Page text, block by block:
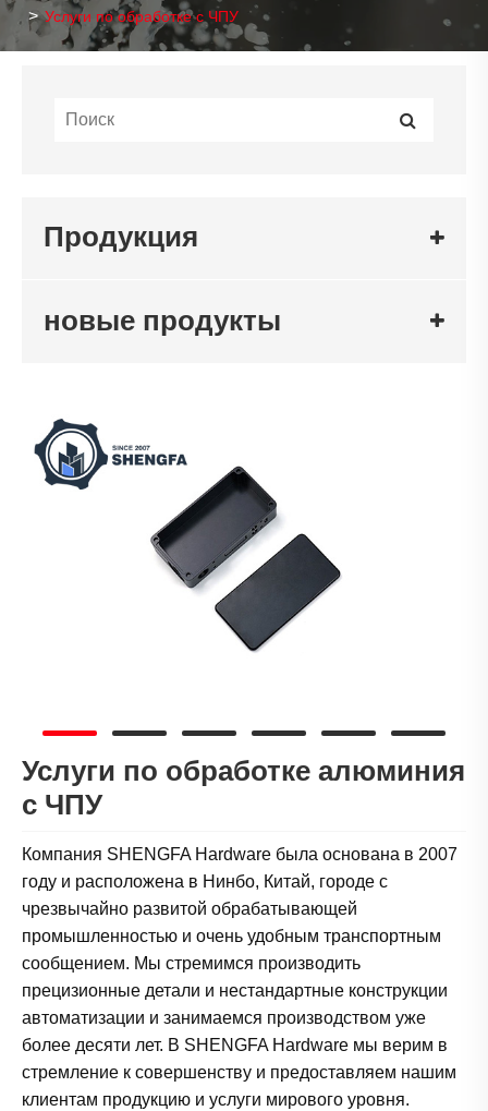
Услуги по обработке с ЧПУ
Продукция
новые продукты
Услуги по обработке алюминия
с ЧПУ
Компания SHENGFA Hardware была основана в 2007
году и расположена в Нинбо, Китай, городе с
чрезвычайно развитой обрабатывающей
промышленностью и очень удобным транспортным
сообщением. Мы стремимся производить
прецизионные детали и нестандартные конструкции
автоматизации и занимаемся производством уже
более десяти лет. В SHENGFA Hardware мы верим в
стремление к совершенству и предоставляем нашим
клиентам продукцию и услуги мирового уровня.